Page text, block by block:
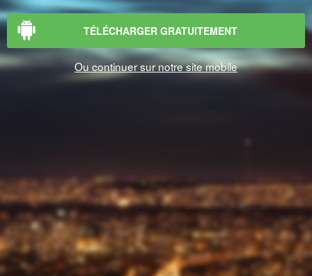
TÉLÉCHARGER GRATUITEMENT
Ou continuer sur notre site mobile